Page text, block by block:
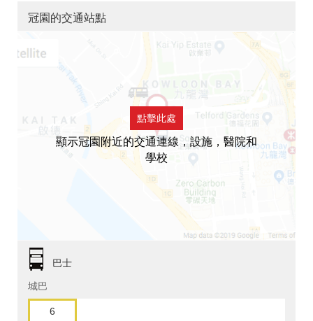
冠園的交通站點
點擊此處
顯示冠園附近的交通連線，設施，醫院和
學校
巴士
城巴
6